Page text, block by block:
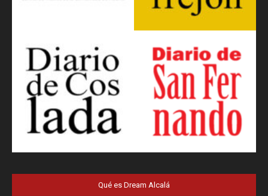
Qué es Dream Alcalá